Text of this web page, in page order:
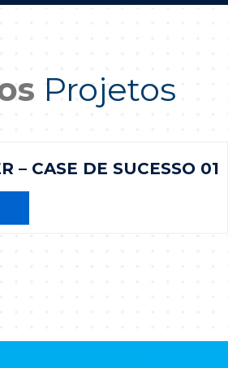
Projetos
– CASE DE SUCESSO 01